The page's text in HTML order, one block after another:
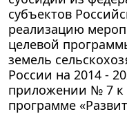
субъектов
реализацию
целевой
земель
России на 2014 -
приложении № 7 к
программе